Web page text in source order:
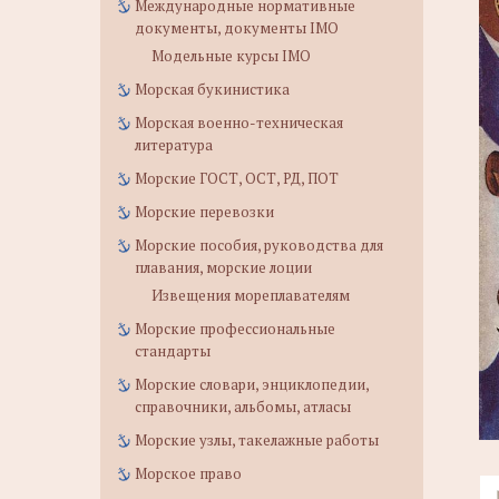
Международные нормативные
документы, документы IMO
Модельные курсы IMO
Морская букинистика
Морская военно-техническая
литература
Морские ГОСТ, ОСТ, РД, ПОТ
Морские перевозки
Морские пособия, руководства для
плавания, морские лоции
Извещения мореплавателям
Морские профессиональные
стандарты
Морские словари, энциклопедии,
справочники, альбомы, атласы
Морские узлы, такелажные работы
Морское право